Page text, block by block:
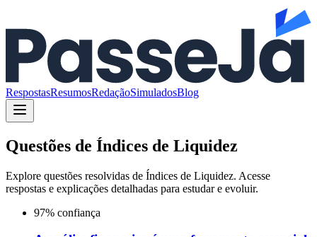
RespostasResumosRedaçãoSimuladosBlog
Questões de Índices de Liquidez
Explore questões resolvidas de Índices de Liquidez. Acesse
respostas e explicações detalhadas para estudar e evoluir.
97% confiança